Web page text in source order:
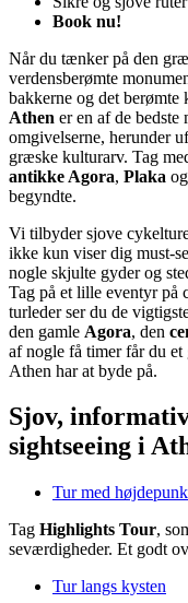
Book nu!
Når du tænker på den
verdensberømte
bakkerne og det berømte
Athen er en af de bedste
omgivelserne, herunder
græske kulturarv. Tag
antikke Agora, Plaka og
begyndte.
Vi tilbyder sjove
ikke kun viser dig must-
nogle skjulte gyder og
Tag på et lille eventyr på
turleder ser du de
den gamle Agora, den
af nogle få timer får du
Athen har at byde på.
Sjov,
sightseeing i
Tur med
Tag Highlights Tour,
seværdigheder. Et godt
Tur langs kysten